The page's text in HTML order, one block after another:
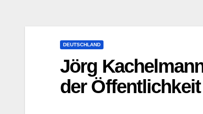
DEUTSCHLAND
Jörg
der Öffentlichkeit